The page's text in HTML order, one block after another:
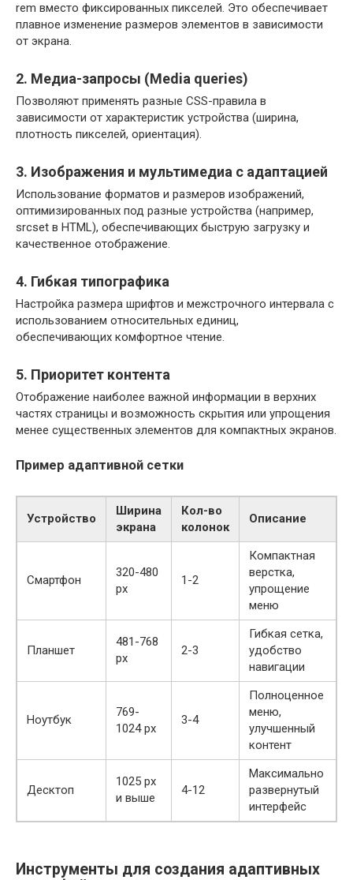
rem вместо фиксированных пикселей. Это обеспечивает
плавное изменение размеров элементов в зависимости
от экрана.
2. Медиа-запросы (Media queries)
Позволяют применять разные CSS-правила в
зависимости от характеристик устройства (ширина,
плотность пикселей, ориентация).
3. Изображения и мультимедиа с адаптацией
Использование форматов и размеров изображений,
оптимизированных под разные устройства (например,
srcset в HTML), обеспечивающих быструю загрузку и
качественное отображение.
4. Гибкая типографика
Настройка размера шрифтов и межстрочного интервала с
использованием относительных единиц,
обеспечивающих комфортное чтение.
5. Приоритет контента
Отображение наиболее важной информации в верхних
частях страницы и возможность скрытия или упрощения
менее существенных элементов для компактных экранов.
Пример адаптивной сетки
Устройство
Ширина
экрана
Кол-во
колонок
Описание
Смартфон
320-480
px
1-2
Компактная
верстка,
упрощение
меню
Планшет
481-768
px
2-3
Гибкая сетка,
удобство
навигации
Ноутбук
769-
1024 px
3-4
Полноценное
меню,
улучшенный
контент
Десктоп
1025 px
и выше
4-12
Максимально
развернутый
интерфейс
Инструменты для создания адаптивных